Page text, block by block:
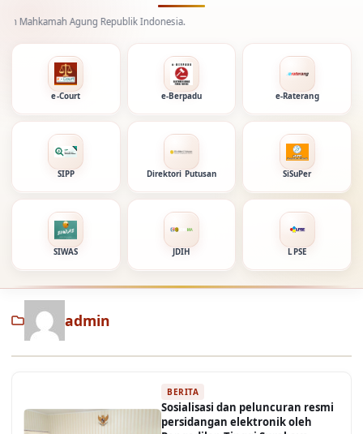
Agung Republik Indonesia.
e-Court e-Berpadu e-Raterang
SIPP Direktori Putusan SiSuPer
SIWAS JDIH LPSE
admin
BERITA
Sosialisasi dan peluncuran resmi
persidangan elektronik oleh